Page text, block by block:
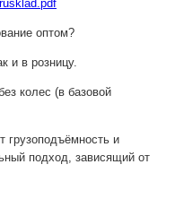
оптом?
и в розницу.
колес (в базовой
грузоподъёмность и
подход, зависящий от